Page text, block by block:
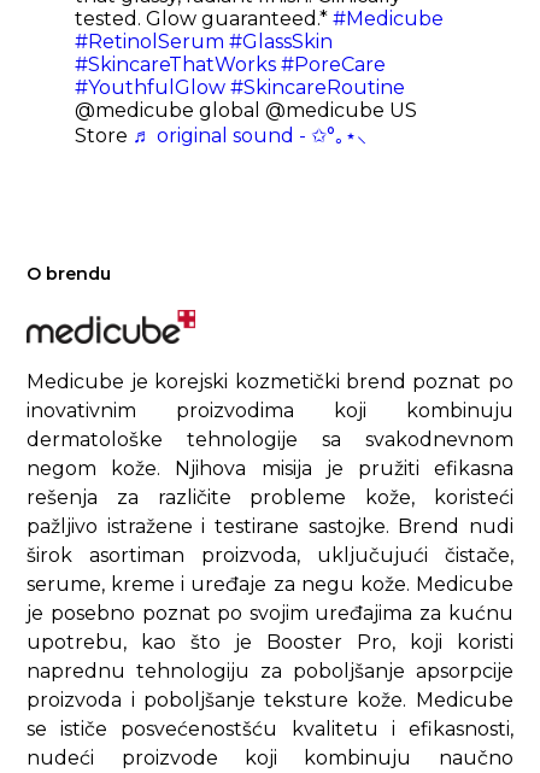
tested. Glow guaranteed.*#Medicube
#RetinolSerum #GlassSkin
#SkincareThatWorks #PoreCare
#YouthfulGlow #SkincareRoutine
@medicube global @medicube US
Store ♬ original sound - ✩°｡⋆⸜
O brendu
Medicube je korejski kozmetički brend poznat po
inovativnim proizvodima koji kombinuju
dermatološke tehnologije sa svakodnevnom
negom kože. Njihova misija je pružiti efikasna
rešenja za različite probleme kože, koristeći
pažljivo istražene i testirane sastojke. Brend nudi
širok asortiman proizvoda, uključujući čistače,
serume, kreme i uređaje za negu kože. Medicube
je posebno poznat po svojim uređajima za kućnu
upotrebu, kao što je Booster Pro, koji koristi
naprednu tehnologiju za poboljšanje apsorpcije
proizvoda i poboljšanje teksture kože. Medicube
se ističe posvećenostšću kvalitetu i efikasnosti,
nudeći proizvode koji kombinuju naučno